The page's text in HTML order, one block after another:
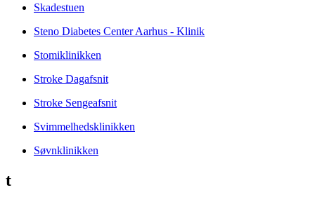
Skadestuen
Steno Diabetes Center Aarhus - Klinik
Stomiklinikken
Stroke Dagafsnit
Stroke Sengeafsnit
Svimmelhedsklinikken
Søvnklinikken
t